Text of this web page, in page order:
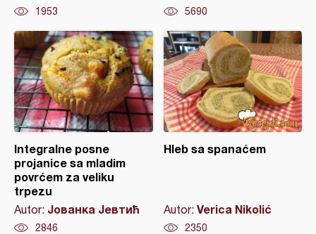
1953 5690
Integralne posne
projanice sa mladim
povrćem za veliku
trpezu
Autor: Јованка Јевтић
2846
Hleb sa spanaćem
Autor: Verica Nikolić
2350